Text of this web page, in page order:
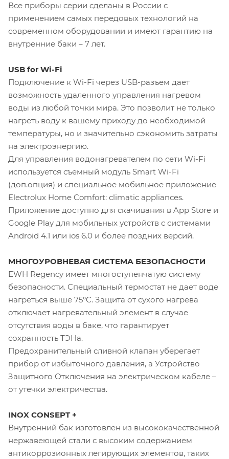
Все приборы серии сделаны в России с
применением самых передовых технологий на
современном оборудовании и имеют гарантию на
внутренние баки – 7 лет.
USB for Wi-Fi
Подключение к Wi-Fi через USB-разъем дает
возможность удаленного управления нагревом
воды из любой точки мира. Это позволит не только
нагреть воду к вашему приходу до необходимой
температуры, но и значительно сэкономить затраты
на электроэнергию.
Для управления водонагревателем по сети Wi-Fi
используется съемный модуль Smart Wi-Fi
(доп.опция) и специальное мобильное приложение
Electrolux Home Comfort: climatic appliances.
Приложение доступно для скачивания в App Store и
Google Play для мобильных устройств с системами
Android 4.1 или ios 6.0 и более поздних версий.
МНОГОУРОВНЕВАЯ СИСТЕМА БЕЗОПАСНОСТИ
EWH Regency имеет многоступенчатую систему
безопасности. Специальный термостат не дает воде
нагреться выше 75°C. Защита от сухого нагрева
отключает нагревательный элемент в случае
отсутствия воды в баке, что гарантирует
сохранность ТЭНа.
Предохранительный сливной клапан уберегает
прибор от избыточного давления, а Устройство
Защитного Отключения на электрическом кабеле –
от утечки электричества.
INOX CONSEPT +
Внутренний бак изготовлен из высококачественной
нержавеющей стали с высоким содержанием
антикоррозионных легирующих элементов, таких